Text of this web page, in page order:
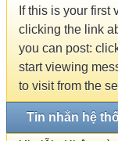
If this is your first
clicking the link
you can post:
start viewing
to visit from the
Tin nhắn hệ